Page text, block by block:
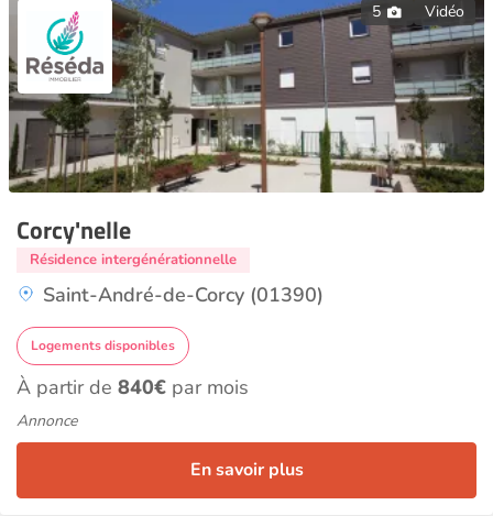
5 Vidéo
Corcy'nelle
Résidence intergénérationnelle
Saint-André-de-Corcy (01390)
Logements disponibles
À partir de 840€ par mois
Annonce
En savoir plus